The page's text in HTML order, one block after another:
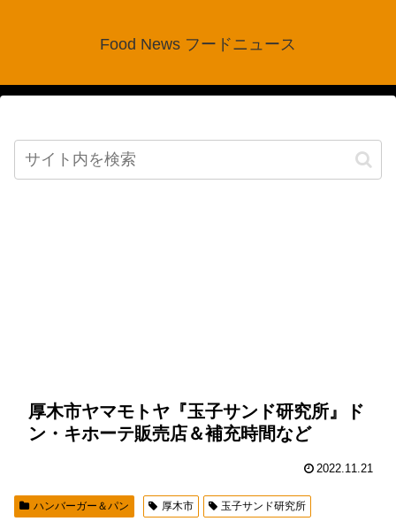
Food News フードニュース
厚木市ヤマモトヤ『玉子サンド研究所』ド
ン・キホーテ販売店＆補充時間など
2022.11.21
ハンバーガー＆パン 厚木市 玉子サンド研究所